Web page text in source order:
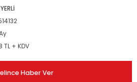
TL + KDV
Haber Ver